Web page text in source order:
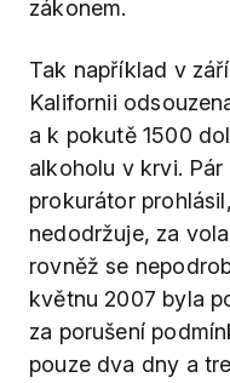
zákonem.
Tak například v
Kalifornii
a k pokutě 1500
alkoholu v krvi.
prokurátor
nedodržuje, za
rovněž se
květnu 2007 byla
za porušení
pouze dva dny a